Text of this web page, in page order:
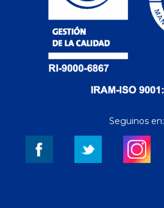
Seguinos en: